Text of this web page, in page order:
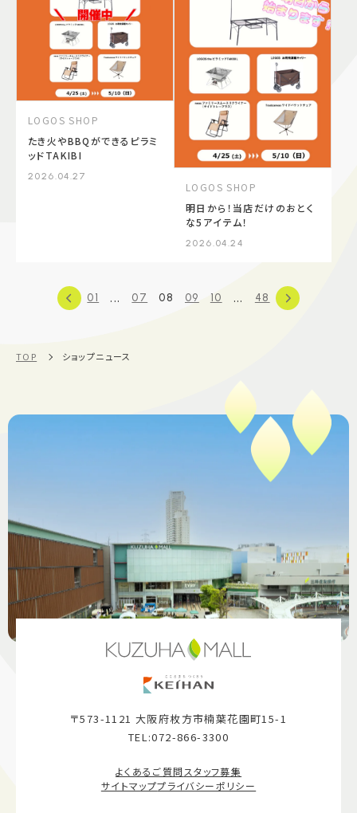
LOGOS SHOP
たき火やBBQができるピラミ
ッドTAKIBI
2026.04.27
LOGOS SHOP
明日から！当店だけのおとく
な5アイテム！
2026.04.24
01 ... 07 08 09 10 ... 48
TOP ショップニュース
〒573-1121 大阪府枚方市楠葉花園町15-1
TEL:072-866-3300
よくあるご質問スタッフ募集
サイトマッププライバシーポリシー